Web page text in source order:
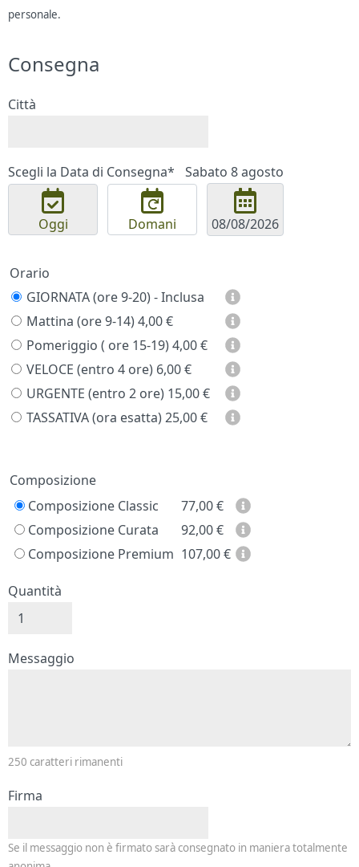
personale.
Consegna
Città
Scegli la Data di Consegna* Sabato 8 agosto
Oggi Domani
Orario
GIORNATA (ore 9-20) - Inclusa
Mattina (ore 9-14) 4,00 €
Pomeriggio ( ore 15-19) 4,00 €
VELOCE (entro 4 ore) 6,00 €
URGENTE (entro 2 ore) 15,00 €
TASSATIVA (ora esatta) 25,00 €
Prezzo
Composizione
Composizione Classic
77,00€
Composizione Curata
92,00€
Composizione Premium 107,00€
Quantità
Messaggio e firma
Messaggio
250 caratteri rimanenti
Firma
Se il messaggio non è firmato sarà consegnato in maniera totalmente